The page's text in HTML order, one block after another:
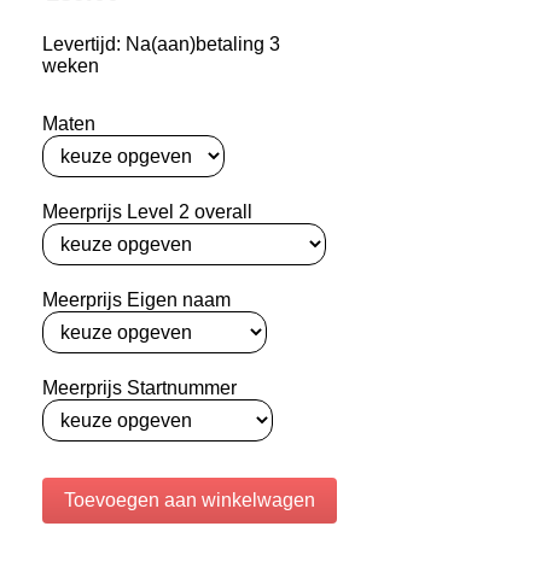
Levertijd: Na(aan)betaling 3
weken
Maten
Meerprijs Level 2 overall
Meerprijs Eigen naam
Meerprijs Startnummer